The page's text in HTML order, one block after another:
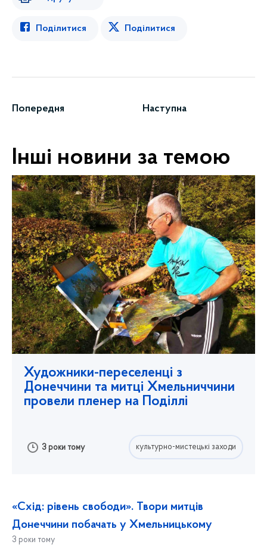
Поділитися Поділитися
Попередня Наступна
Інші новини за темою
Художники-переселенці з
Донеччини та митці Хмельниччини
провели пленер на Поділлі
3 роки тому культурно-мистецькі заходи
«Схід: рівень свободи». Твори митців
Донеччини побачать у Хмельницькому
3 роки тому